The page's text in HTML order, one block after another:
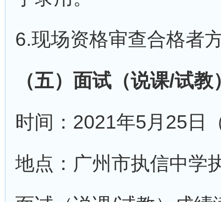
6.现场资格审查合格者
（五）面试（说课/试教
时间：2021年5月25日
地点：广州市执信中学